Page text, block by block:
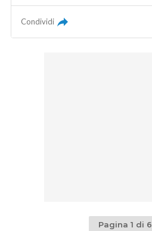
Condividi
Pagina 1 di 6